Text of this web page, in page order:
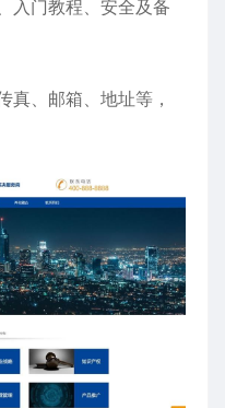
入门教程、安全及备
真、邮箱、地址等，